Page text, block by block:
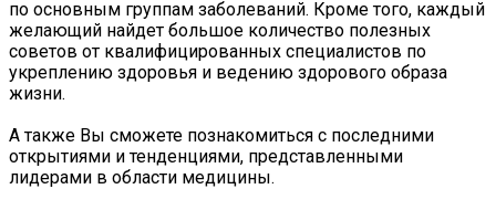
по основным группам заболеваний. Кроме того, каждый
желающий найдет большое количество полезных
советов от квалифицированных специалистов по
укреплению здоровья и ведению здорового образа
жизни.
А также Вы сможете познакомиться с последними
открытиями и тенденциями, представленными
лидерами в области медицины.